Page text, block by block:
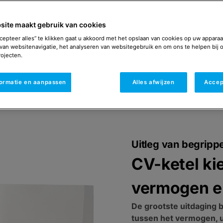
raadpleeg een erkend
cv-ketel bepalen CW-klasse cv-ketel
Uitleg van
CV-ketel
vermogen
De grootste uitdaging
tussen het vermogen,
maakt gebruik van cookies
alles” te klikken gaat u akkoord met het opslaan van cookies op uw
websitenavigatie, het analyseren van websitegebruik en om ons te helpen bij
en aanpassen Alles afwijzen